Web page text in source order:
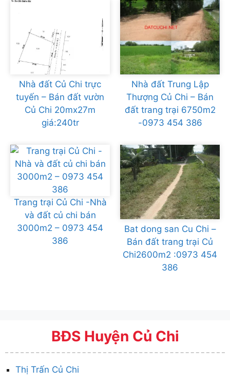
Nhà đất Củ Chi trực
tuyến – Bán đất vườn
Củ Chi 20mx27m
giá:240tr
Nhà đất Trung Lập
Thượng Củ Chi – Bán
đất trang trại 6750m2
-0973 454 386
Trang trại Củ Chi -Nhà
và đất củ chi bán
3000m2 – 0973 454
386
Bat dong san Cu Chi –
Bán đất trang trại Củ
Chi2600m2 :0973 454
386
BĐS Huyện Củ Chi
Thị Trấn Củ Chi